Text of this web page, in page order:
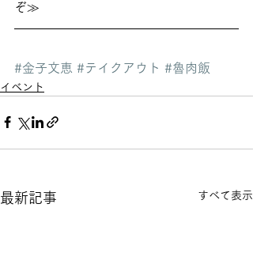
ぞ≫
#金子文恵 #テイクアウト #魯肉飯
イベント
最新記事 すべて表示